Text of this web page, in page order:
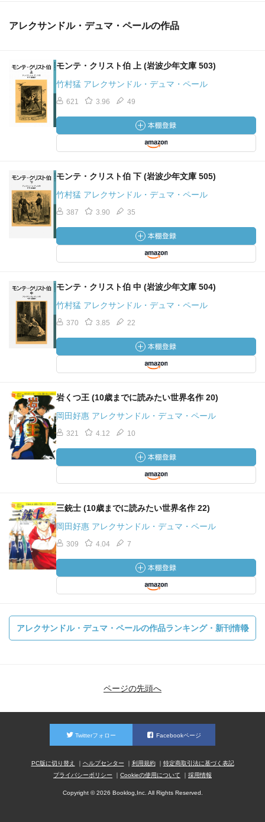
アレクサンドル・デュマ・ペールの作品
モンテ・クリスト伯 上 (岩波少年文庫 503)
竹村猛 アレクサンドル・デュマ・ペール
621 3.96 49
モンテ・クリスト伯 下 (岩波少年文庫 505)
竹村猛 アレクサンドル・デュマ・ペール
387 3.90 35
モンテ・クリスト伯 中 (岩波少年文庫 504)
竹村猛 アレクサンドル・デュマ・ペール
370 3.85 22
岩くつ王 (10歳までに読みたい世界名作 20)
岡田好惠 アレクサンドル・デュマ・ペール
321 4.12 10
三銃士 (10歳までに読みたい世界名作 22)
岡田好惠 アレクサンドル・デュマ・ペール
309 4.04 7
アレクサンドル・デュマ・ペールの作品ランキング・新刊情報
ページの先頭へ
Twitterフォロー Facebookページ
PC版に切り替え ヘルプセンター 利用規約
特定商取引法に基づく表記
プライバシーポリシー
Cookieの使用について 採用情報
Copyright © 2026 Booklog,Inc. All Rights Reserved.